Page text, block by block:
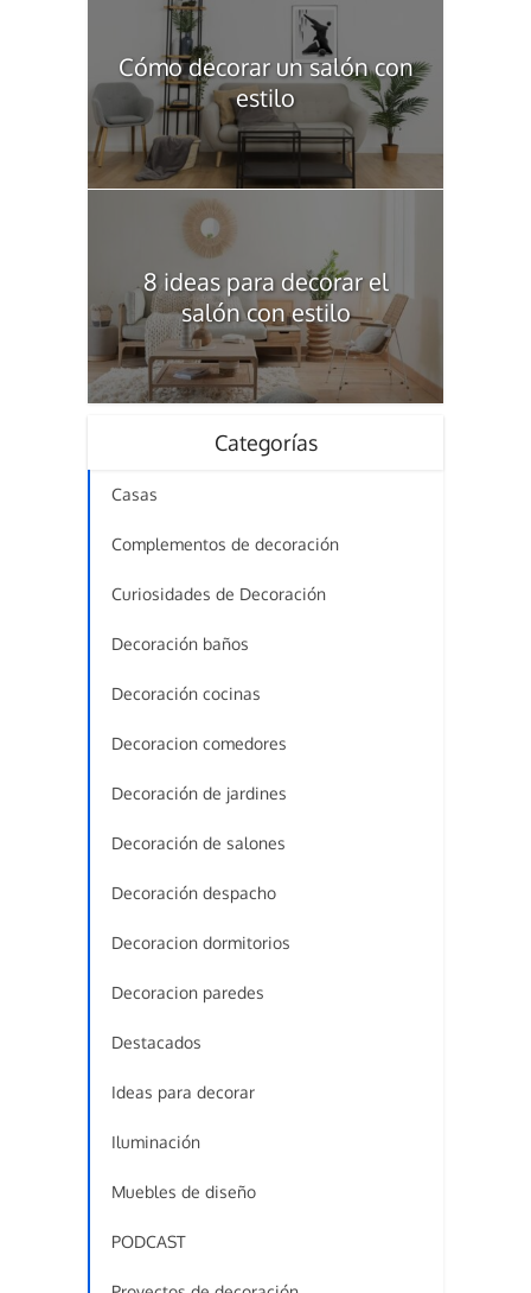
Cómo decorar un salón con
estilo
8 ideas para decorar el
salón con estilo
Categorías
Casas
Complementos de decoración
Curiosidades de Decoración
Decoración baños
Decoración cocinas
Decoracion comedores
Decoración de jardines
Decoración de salones
Decoración despacho
Decoracion dormitorios
Decoracion paredes
Destacados
Ideas para decorar
Iluminación
Muebles de diseño
PODCAST